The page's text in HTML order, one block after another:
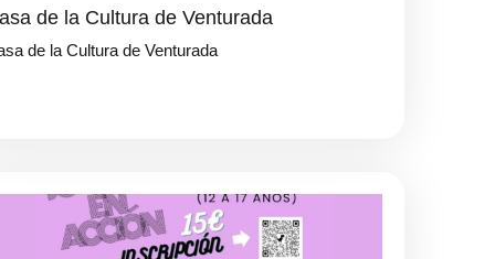
de la Cultura de Venturada
de la Cultura de Venturada